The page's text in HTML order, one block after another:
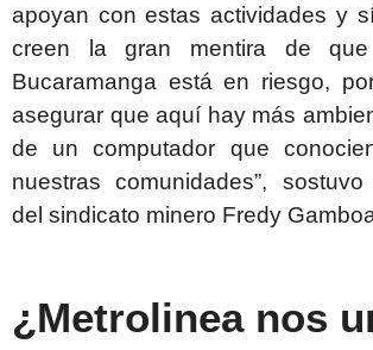
apoyan con estas actividades y
creen la gran mentira de
Bucaramanga está en riesgo,
asegurar que aquí hay más
de un computador que
nuestras comunidades”,
del sindicato minero Fredy
¿Metrolinea nos